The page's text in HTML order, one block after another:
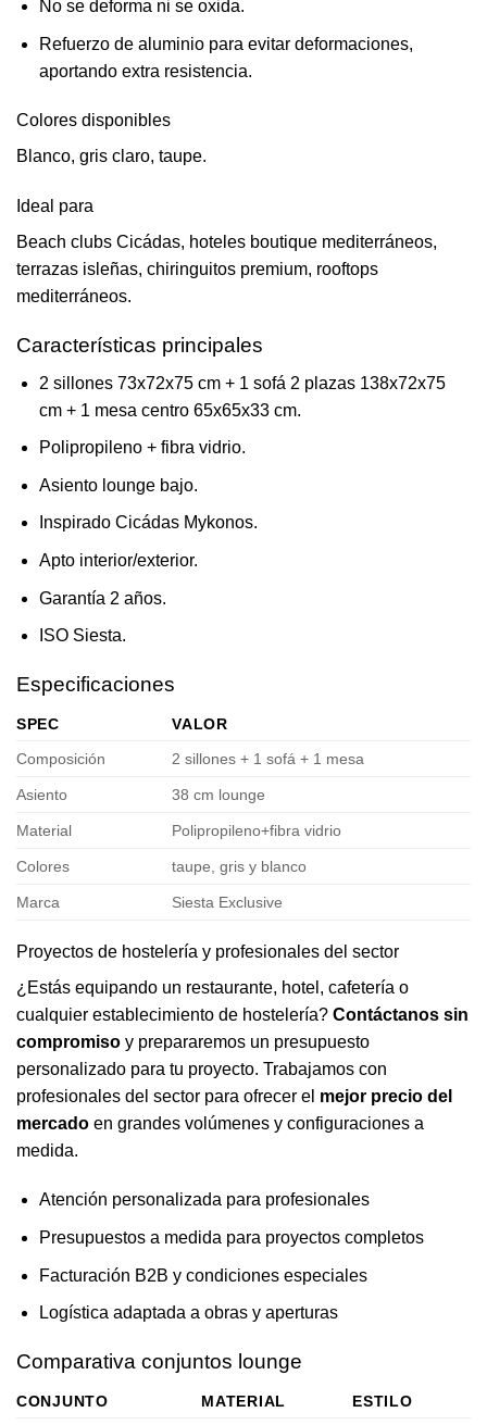
No se deforma ni se oxida.
Refuerzo de aluminio para evitar deformaciones,
aportando extra resistencia.
Colores disponibles
Blanco, gris claro, taupe.
Ideal para
Beach clubs Cicádas, hoteles boutique mediterráneos,
terrazas isleñas, chiringuitos premium, rooftops
mediterráneos.
Características principales
2 sillones 73x72x75 cm + 1 sofá 2 plazas 138x72x75
cm + 1 mesa centro 65x65x33 cm.
Polipropileno + fibra vidrio.
Asiento lounge bajo.
Inspirado Cicádas Mykonos.
Apto interior/exterior.
Garantía 2 años.
ISO Siesta.
Especificaciones
SPEC
VALOR
Composición
2 sillones + 1 sofá + 1 mesa
Asiento 38 cm lounge
Material Polipropileno+fibra vidrio
Colores taupe, gris y blanco
Marca Siesta Exclusive
Proyectos de hostelería y profesionales del sector
¿Estás equipando un restaurante, hotel, cafetería o
cualquier establecimiento de hostelería? Contáctanos sin
compromiso y prepararemos un presupuesto
personalizado para tu proyecto. Trabajamos con
profesionales del sector para ofrecer el mejor precio del
mercado en grandes volúmenes y configuraciones a
medida.
Atención personalizada para profesionales
Presupuestos a medida para proyectos completos
Facturación B2B y condiciones especiales
Logística adaptada a obras y aperturas
Comparativa conjuntos lounge
CONJUNTO MATERIAL
ESTILO